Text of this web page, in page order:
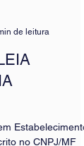
de leitura